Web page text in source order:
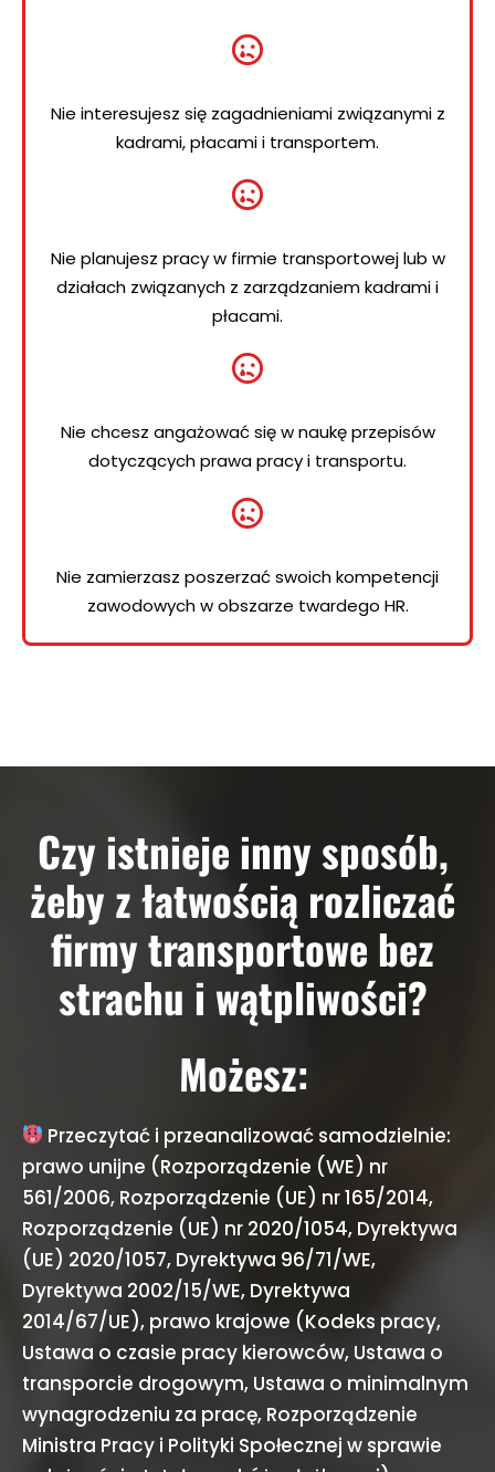
Nie interesujesz się zagadnieniami związanymi z
kadrami, płacami i transportem.
Nie planujesz pracy w firmie transportowej lub w
działach związanych z zarządzaniem kadrami i
płacami.
Nie chcesz angażować się w naukę przepisów
dotyczących prawa pracy i transportu.
Nie zamierzasz poszerzać swoich kompetencji
zawodowych w obszarze twardego HR.
Czy istnieje inny sposób,
żeby z łatwością rozliczać
firmy transportowe bez
strachu i wątpliwości?
Możesz:
Przeczytać i przeanalizować samodzielnie:
prawo unijne (Rozporządzenie (WE) nr
561/2006, Rozporządzenie (UE) nr 165/2014,
Rozporządzenie (UE) nr 2020/1054, Dyrektywa
(UE) 2020/1057, Dyrektywa 96/71/WE,
Dyrektywa 2002/15/WE, Dyrektywa
2014/67/UE), prawo krajowe (Kodeks pracy,
Ustawa o czasie pracy kierowców, Ustawa o
transporcie drogowym, Ustawa o minimalnym
wynagrodzeniu za pracę, Rozporządzenie
Ministra Pracy i Polityki Społecznej w sprawie